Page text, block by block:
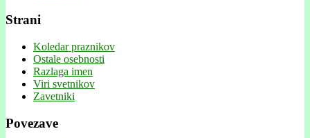
Strani
Koledar praznikov
Ostale osebnosti
Razlaga imen
Viri svetnikov
Zavetniki
Povezave